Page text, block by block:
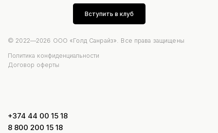
Вступить в клуб
© 2022—2026 ООО «Голд Санрайз». Все права защищены
Политика конфиденциальности
Договор оферты
+374 44 00 15 18
8 800 200 15 18